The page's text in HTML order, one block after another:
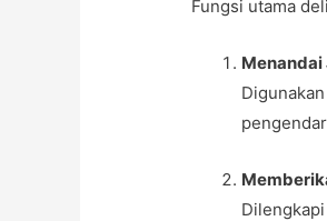
Fungsi utama
Menandai